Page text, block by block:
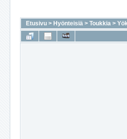
Etusivu > Hyönteisiä > Toukkia >